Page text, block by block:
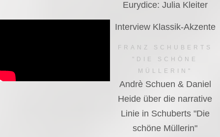
Eurydice: Julia Kleiter
Interview Klassik-Akzente
FRANZ SCHUBERTS
"DIE SCHÖNE
MÜLLERIN"
Andrè Schuen & Daniel
Heide über die narrative
Linie in Schuberts "Die
schöne Müllerin"